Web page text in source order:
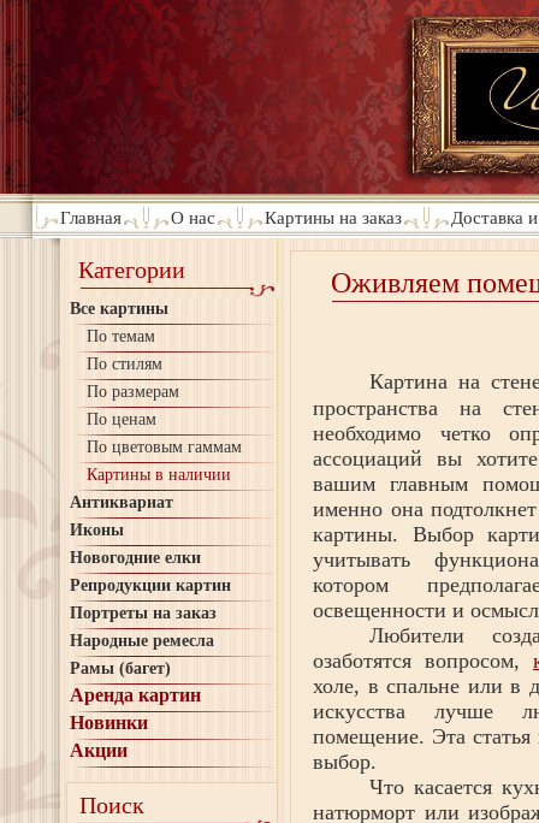
Главная О нас Картины на заказ Доставка
Категории
Все картины
По темам
По стилям
По размерам
По ценам
По цветовым гаммам
Картины в наличии
Антиквариат
Иконы
Новогодние елки
Репродукции картин
Портреты на заказ
Народные ремесла
Рамы (багет)
Аренда картин
Новинки
Акции
Поиск
Оживляем
Картина на
пространства на
необходимо четко
ассоциаций вы
вашим главным
именно она
картины. Выбор
учитывать
котором
освещенности и
Любители
озаботятся вопросом,
холе, в спальне или в
искусства лучше
помещение. Эта статья
выбор.
Что касается
натюрморт или